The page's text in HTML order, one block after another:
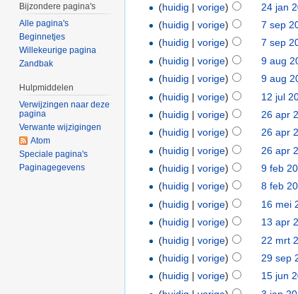
(huidig |vorige) 24 jan
(huidig |vorige) 7 sep
(huidig |vorige) 7 sep
(huidig |vorige) 9 aug
(huidig |vorige) 9 aug
(huidig |vorige) 12 jul
(huidig |vorige) 26 apr
(huidig |vorige) 26 apr
(huidig |vorige) 26 apr
(huidig |vorige) 9 feb
(huidig |vorige) 8 feb
(huidig |vorige) 16 mei
(huidig |vorige) 13 apr
(huidig |vorige) 22 mrt
(huidig |vorige) 29 sep
(huidig |vorige) 15 jun
Bijzondere pagina's
Alle pagina's
Beginnetjes
Willekeurige pagina
Zandbak
Hulpmiddelen
Verwijzingen naar deze
pagina
Verwante wijzigingen
Atom
Speciale pagina's
Paginagegevens